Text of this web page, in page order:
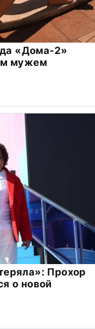
«Дома-2»
мужем
Прохор
о новой